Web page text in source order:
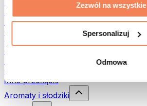
Zezwól na wszystkie
Spersonalizuj
Odmowa
Suszone mięso
Owoce liofilizowane
Ciastka proteinowe
Chipsy i chrupki
Czekolady
Inne przekąski
Aromaty i słodziki